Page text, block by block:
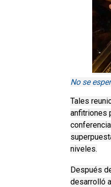
No se
Tales
anfitriones
niveles.
Después
desarrolló